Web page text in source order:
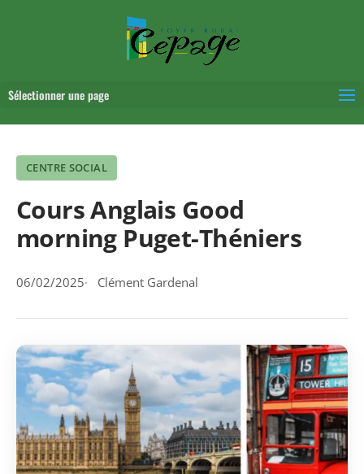
Sélectionner une page
CENTRE SOCIAL
Cours Anglais Good
morning Puget-Théniers
06/02/2025 Clément Gardenal